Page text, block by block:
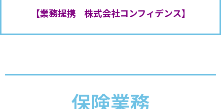
【業務提携 株式会社コンフィデンス】
保険業務